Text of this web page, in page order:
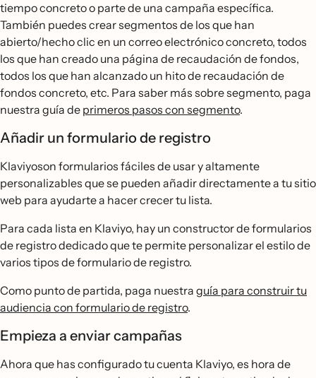
tiempo concreto o parte de una campaña específica.
También puedes crear segmentos de los que han
abierto/hecho clic en un correo electrónico concreto, todos
los que han creado una página de recaudación de fondos,
todos los que han alcanzado un hito de recaudación de
fondos concreto, etc. Para saber más sobre segmento, paga
nuestra guía de primeros pasos con segmento.
Añadir un formulario de registro
Klaviyoson formularios fáciles de usar y altamente
personalizables que se pueden añadir directamente a tu sitio
web para ayudarte a hacer crecer tu lista.
Para cada lista en Klaviyo, hay un constructor de formularios
de registro dedicado que te permite personalizar el estilo de
varios tipos de formulario de registro.
Como punto de partida, paga nuestra guía para construir tu
audiencia con formulario de registro.
Empieza a enviar campañas
Ahora que has configurado tu cuenta Klaviyo, es hora de